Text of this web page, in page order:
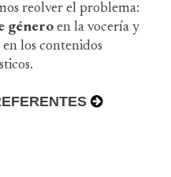
reolver el problema:
género en la vocería y
los contenidos